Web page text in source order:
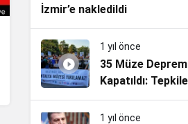
İzmir’e nakledildi
1 yıl önce
35 Müze
Kapatıldı:
Büyüyor
1 yıl önce